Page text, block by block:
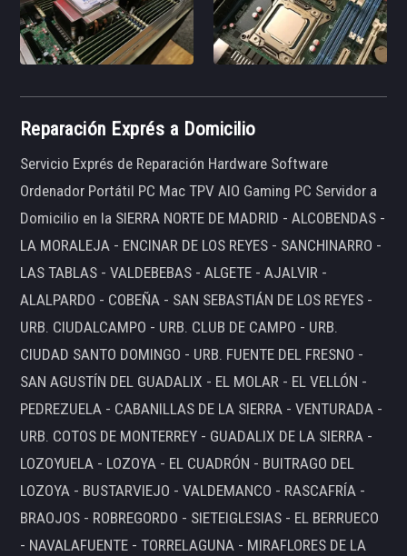
Reparación Exprés a Domicilio
Servicio Exprés de Reparación Hardware Software
Ordenador Portátil PC Mac TPV AIO Gaming PC Servidor a
Domicilio en la SIERRA NORTE DE MADRID - ALCOBENDAS -
LA MORALEJA - ENCINAR DE LOS REYES - SANCHINARRO -
LAS TABLAS - VALDEBEBAS - ALGETE - AJALVIR -
ALALPARDO - COBEÑA - SAN SEBASTIÁN DE LOS REYES -
URB. CIUDALCAMPO - URB. CLUB DE CAMPO - URB.
CIUDAD SANTO DOMINGO - URB. FUENTE DEL FRESNO -
SAN AGUSTÍN DEL GUADALIX - EL MOLAR - EL VELLÓN -
PEDREZUELA - CABANILLAS DE LA SIERRA - VENTURADA -
URB. COTOS DE MONTERREY - GUADALIX DE LA SIERRA -
LOZOYUELA - LOZOYA - EL CUADRÓN - BUITRAGO DEL
LOZOYA - BUSTARVIEJO - VALDEMANCO - RASCAFRÍA -
BRAOJOS - ROBREGORDO - SIETEIGLESIAS - EL BERRUECO
- NAVALAFUENTE - TORRELAGUNA - MIRAFLORES DE LA